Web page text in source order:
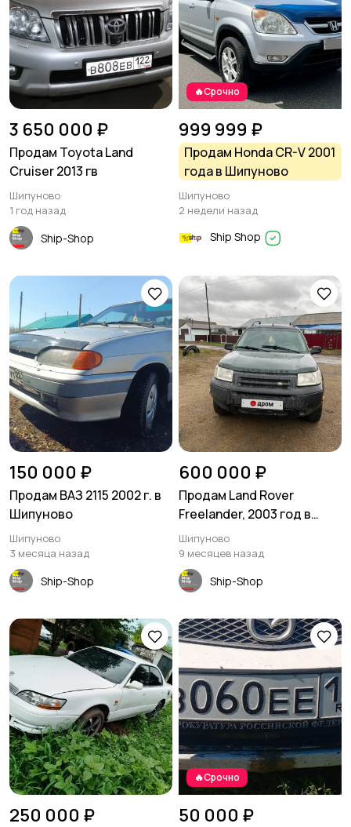
3 650 000 ₽
Продам Toyota Land
Cruiser 2013 гв
Шипуново
1 год назад
Ship-Shop
🔥Срочно
999 999 ₽
Продам Honda CR-V 2001
года в Шипуново
Шипуново
2 недели назад
Ship Shop
150 000 ₽
Продам ВАЗ 2115 2002 г. в
Шипуново
Шипуново
3 месяца назад
Ship-Shop
600 000 ₽
Продам Land Rover
Freelander, 2003 год в
Шипуново
Шипуново
9 месяцев назад
Ship-Shop
250 000 ₽
🔥Срочно
50 000 ₽